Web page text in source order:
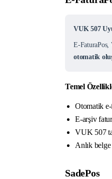
VUK 507
E-FaturaPos,
otomatik
Temel
Otomatik
E-arşiv
VUK 507
Anlık
SadePos